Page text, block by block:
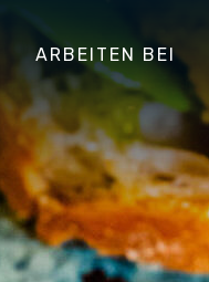
ARBEITEN BEI